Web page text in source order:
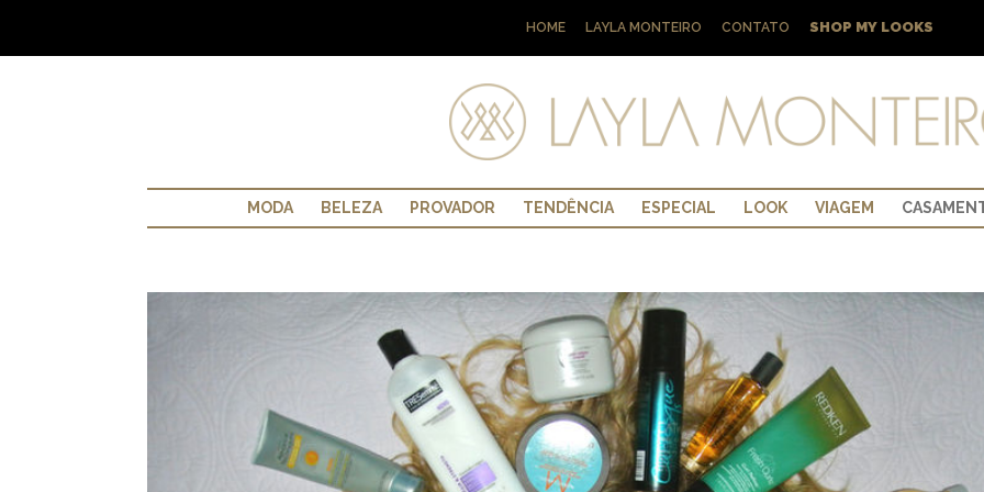
HOME LAYLA MONTEIRO CONTATO SHOP MY LOOKS
MODA BELEZA PROVADOR TENDÊNCIA ESPECIAL LOOK VIAGEM